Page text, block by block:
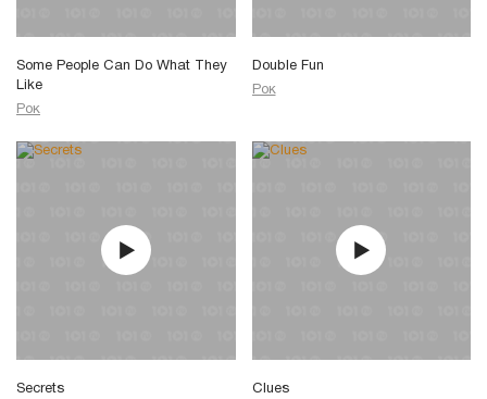
Some People Can Do What They
Like
Рок
Double Fun
Рок
Secrets
Clues